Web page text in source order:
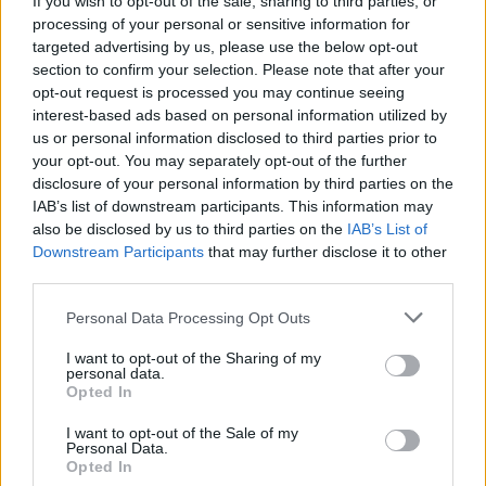
processing of your personal or sensitive information for
targeted advertising by us, please use the below opt-out
section to confirm your selection. Please note that after your
opt-out request is processed you may continue seeing
interest-based ads based on personal information utilized by
us or personal information disclosed to third parties prior to
your opt-out. You may separately opt-out of the further
disclosure of your personal information by third parties on the
IAB’s list of downstream participants. This information may
also be disclosed by us to third parties on the IAB’s List of
Downstream Participants that may further disclose it to other
Please note that this website/app uses one or more Google
not limited to your visit or usage behaviour. You may click to
grant or deny consent to Google and its third-party tags to
use your data for below specified purposes in below Google
consent section.
Personal Data Processing Opt Outs
I want to opt-out of the Sharing of my
personal data.
Opted In
I want to opt-out of the Sale of my
Personal Data.
Opted In
Lettini e arredi abusivi sulla spiaggia libera,
sequestri a Olbia e Arzachena
È morto Francesco Guccini, il maestro che
rifiutò la Costa Smeralda
Nuovo sportello rifiuti a Palau, una svolta per gli
utenti